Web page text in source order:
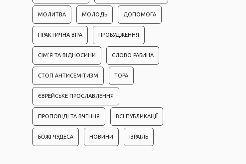
МОЛИТВА МОЛОДЬ ДОПОМОГА
ПРАКТИЧНА ВІРА ПРОБУДЖЕННЯ
СІМ'Я ТА ВІДНОСИНИ СЛОВО РАБИНА
СТОП АНТИСЕМІТИЗМ ТОРА
ЄВРЕЙСЬКЕ ПРОСЛАВЛЕННЯ
ПРОПОВІДІ ТА ВЧЕННЯ ВСІ ПУБЛИКАЦІЇ
БОЖІ ЧУДЕСА НОВИНИ ІЗРАЇЛЬ